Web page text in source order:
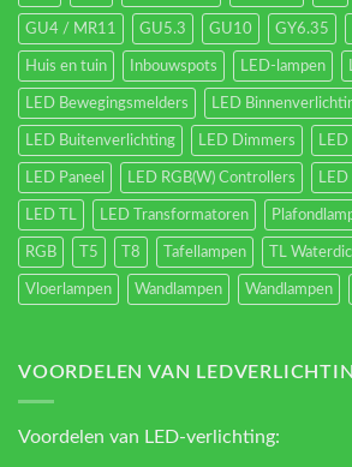
GU4 / MR11 GU5.3 GU10 GY6.35
Huis en tuin Inbouwspots LED-lampen
LED Bewegingsmelders LED
LED Buitenverlichting LED Dimmers
LED Paneel LED RGB(W) Controllers
LED TL LED Transformatoren
RGB T5 T8 Tafellampen TL
Vloerlampen Wandlampen Wandlampen
VOORDELEN VAN
Voordelen van LED-verlichting: